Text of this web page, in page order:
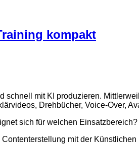
kompakt
schnell mit KI produzieren.
Drehbücher, Voice-Over,
sich für welchen
mit der Künstlichen